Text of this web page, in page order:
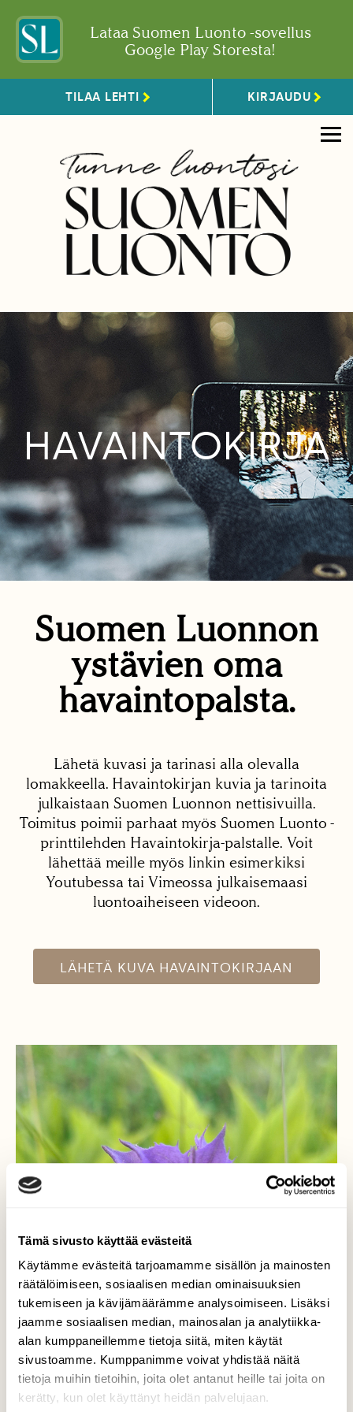
Tämä sivusto käyttää evästeitä
Käytämme evästeitä tarjoamamme sisällön ja mainosten
räätälöimiseen, sosiaalisen median ominaisuuksien
tukemiseen ja kävijämäärämme analysoimiseen. Lisäksi
jaamme sosiaalisen median, mainosalan ja analytiikka-
alan kumppaneillemme tietoja siitä, miten käytät
sivustoamme. Kumppanimme voivat yhdistää näitä
tietoja muihin tietoihin, joita olet antanut heille tai joita on
kerätty, kun olet käyttänyt heidän palvelujaan.
Lataa Suomen Luonto -sovellus
Google Play Storesta!
TILAA LEHTI KIRJAUDU
HAVAINTOKIRJA
Suomen Luonnon
ystävien oma
havaintopalsta.
Lähetä kuvasi ja tarinasi alla olevalla
lomakkeella. Havaintokirjan kuvia ja tarinoita
julkaistaan Suomen Luonnon nettisivuilla.
Toimitus poimii parhaat myös Suomen Luonto -
printtilehden Havaintokirja-palstalle. Voit
lähettää meille myös linkin esimerkiksi
Youtubessa tai Vimeossa julkaisemaasi
luontoaiheiseen videoon.
LÄHETÄ KUVA HAVAINTOKIRJAAN